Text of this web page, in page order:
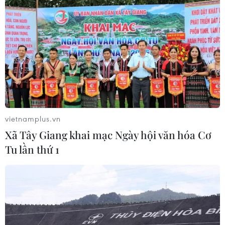
Tổ quốc' - Khắc họa một Việt Nam
vươn mình
03/08/2026 15:58
Hơn 400 tác phẩm gốm tâm linh
được trưng bày trên đỉnh núi Bà Đen
trong tháng 8
CƠ QUAN CHỦ QUẢN: THÔNG TẤN XÃ VIỆT NAM
vietnamplus.vn
Xã Tây Giang khai mạc Ngày hội văn hóa Cơ
Tu lần thứ 1